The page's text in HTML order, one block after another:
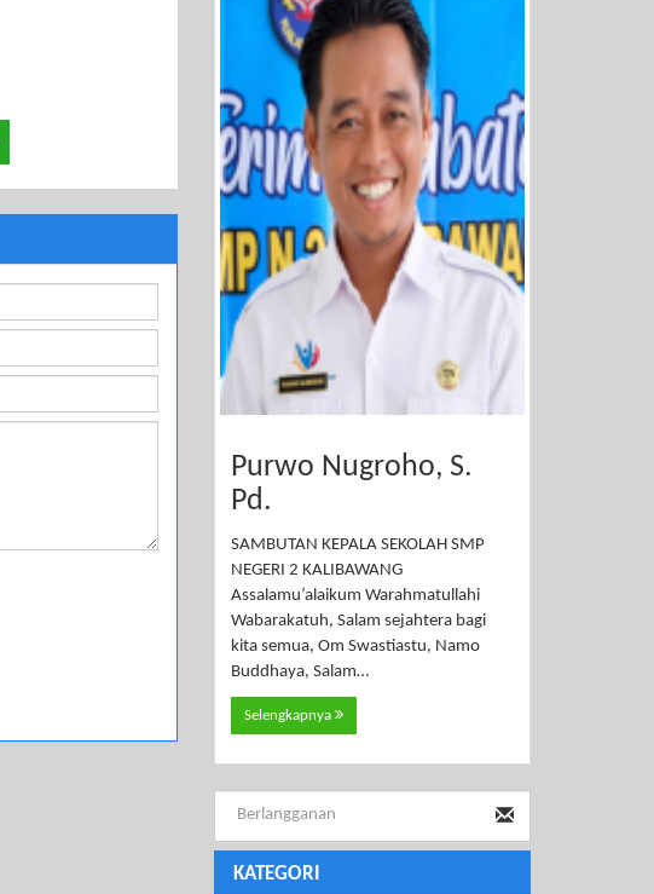
Purwo Nugroho, S.
Pd.
SAMBUTAN KEPALA SEKOLAH SMP
NEGERI 2 KALIBAWANG
Assalamu’alaikum Warahmatullahi
Wabarakatuh, Salam sejahtera bagi
kita semua, Om Swastiastu, Namo
Buddhaya, Salam…
Selengkapnya
KATEGORI